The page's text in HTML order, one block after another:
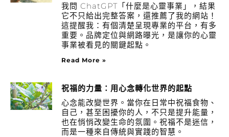
我問 ChatGPT「什麼是心靈事業」，結果
它不只給出完整答案，還推薦了我的網站！
這提醒我：有個清楚呈現專業的平台，有多
重要。品牌定位與網路曝光，是讓你的心靈
事業被看見的關鍵起點。
Read More »
祝福的力量：用心念轉化世界的起點
心念能改變世界。當你在日常中祝福食物、
自己，甚至困擾你的人，不只是提升能量，
也在悄悄改變生命的氛圍。祝福不是迷信，
而是一種來自傳統與實踐的智慧。